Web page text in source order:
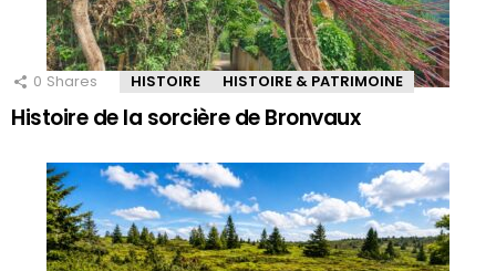
0 Shares HISTOIRE HISTOIRE & PATRIMOINE
Histoire de la sorcière de Bronvaux